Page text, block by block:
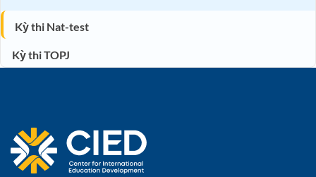
Kỳ thi Nat-test
Kỳ thi TOPJ